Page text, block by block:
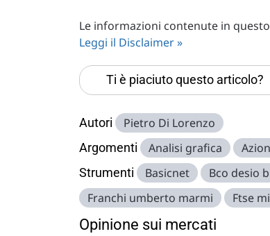
Le informazioni contenute in
Leggi il Disclaimer »
Ti è piaciuto questo articolo?
Autori Pietro Di Lorenzo
Argomenti Analisi grafica
Strumenti Basicnet Bco desio
Franchi umberto marmi
Ftse
Opinione sui mercati